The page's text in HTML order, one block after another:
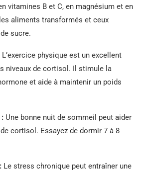
vitamines B et C, en magnésium et en
aliments transformés et ceux
sucre.
L’exercice physique est un excellent
niveaux de cortisol. Il stimule la
et aide à maintenir un poids
: Une bonne nuit de sommeil peut aider
cortisol. Essayez de dormir 7 à 8
Le stress chronique peut entraîner une